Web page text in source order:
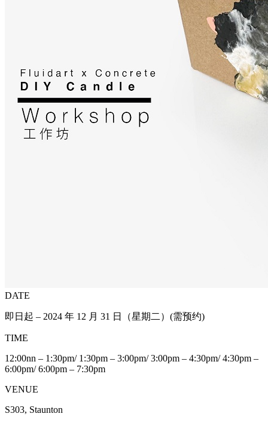
DATE
即日起 – 2024 年 12 月 31 日（星期二）(需预约)
TIME
12:00nn – 1:30pm/ 1:30pm – 3:00pm/ 3:00pm – 4:30pm/ 4:30pm –
6:00pm/ 6:00pm – 7:30pm
VENUE
S303, Staunton